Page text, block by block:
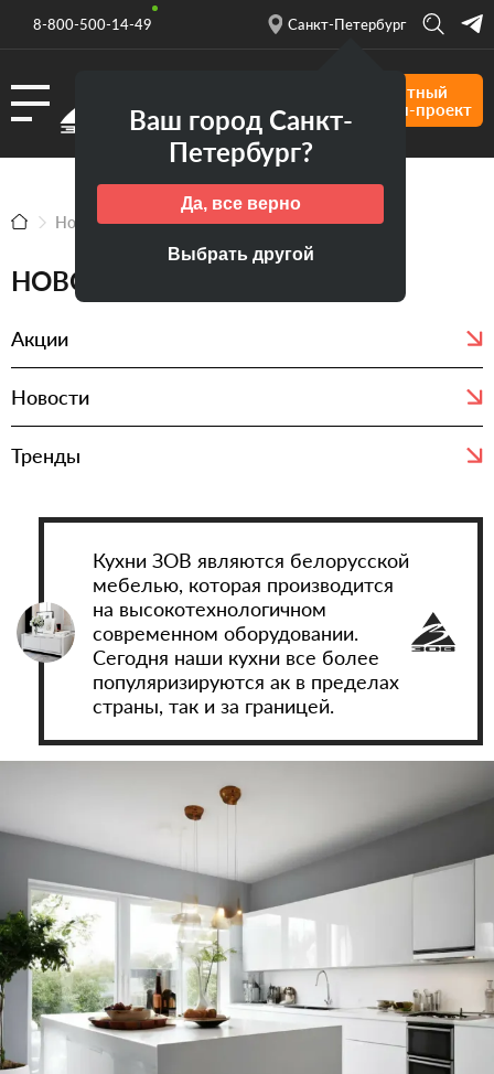
8-800-500-14-49 Санкт-Петербург
Ваш город Санкт-
Петербург?
Да, все верно
Выбрать другой
Бесплатный
дизайн-проект
Новости
НОВОСТИ
Акции
Новости
Тренды
Кухни ЗОВ являются белорусской
мебелью, которая производится
на высокотехнологичном
современном оборудовании.
Сегодня наши кухни все более
популяризируются ак в пределах
страны, так и за границей.